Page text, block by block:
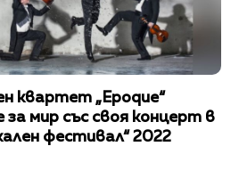
квартет „Epoque“
за мир със своя концерт в
фестивал“ 2022